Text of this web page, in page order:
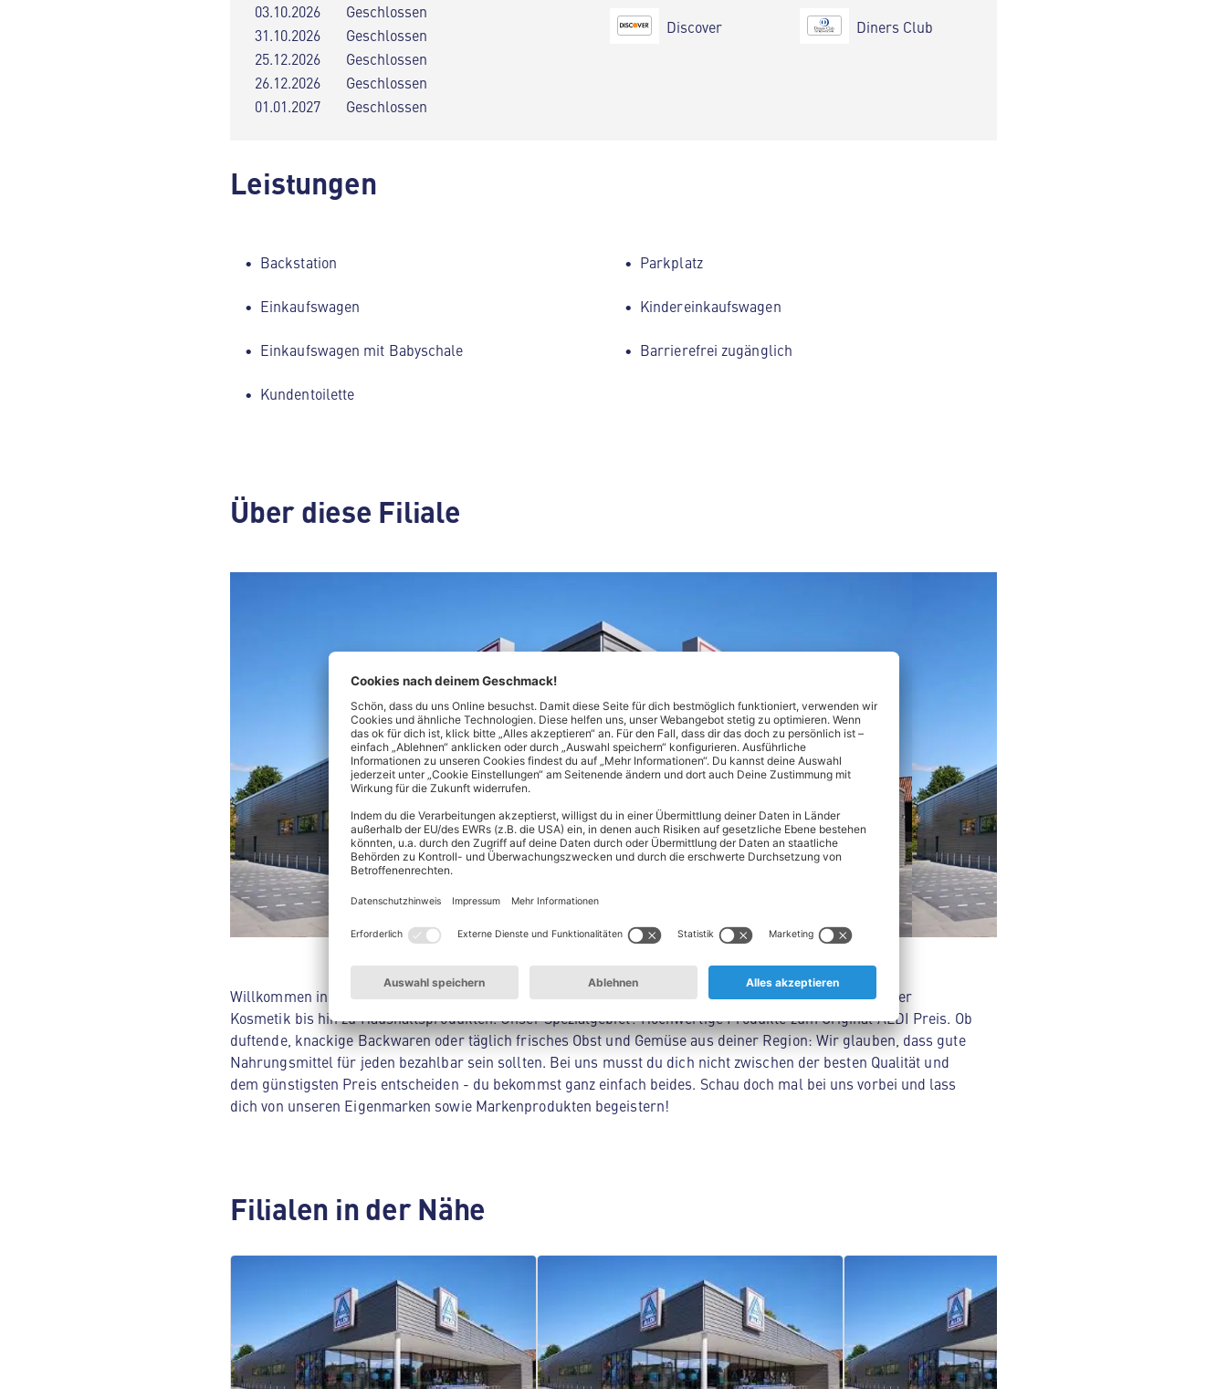
03.10.2026
Geschlossen
31.10.2026
Geschlossen
25.12.2026
Geschlossen
26.12.2026
Geschlossen
01.01.2027
Geschlossen
Discover Diners Club
Leistungen
Backstation Parkplatz
Einkaufswagen Kindereinkaufswagen
Einkaufswagen mit Babyschale Barrierefrei zugänglich
Kundentoilette
Über diese Filiale
Willkommen in deinem ALDI Nord! Hier findest du alles, was dein Herz begehrt - von Lebensmitteln über
Kosmetik bis hin zu Haushaltsprodukten. Unser Spezialgebiet? Hochwertige Produkte zum Original ALDI Preis. Ob
duftende, knackige Backwaren oder täglich frisches Obst und Gemüse aus deiner Region: Wir glauben, dass gute
Nahrungsmittel für jeden bezahlbar sein sollten. Bei uns musst du dich nicht zwischen der besten Qualität und
dem günstigsten Preis entscheiden - du bekommst ganz einfach beides. Schau doch mal bei uns vorbei und lass
dich von unseren Eigenmarken sowie Markenprodukten begeistern!
Filialen in der Nähe